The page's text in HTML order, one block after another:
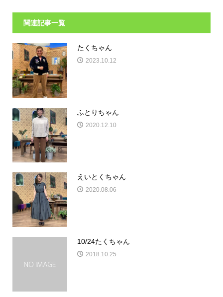
関連記事一覧
たくちゃん
2023.10.12
ふとりちゃん
2020.12.10
えいとくちゃん
2020.08.06
10/24たくちゃん
2018.10.25